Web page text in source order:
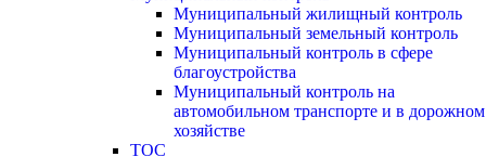
Муниципальный жилищный контроль
Муниципальный земельный контроль
Муниципальный контроль в сфере
благоустройства
Муниципальный контроль на
автомобильном транспорте и в дорожном
хозяйстве
ТОС